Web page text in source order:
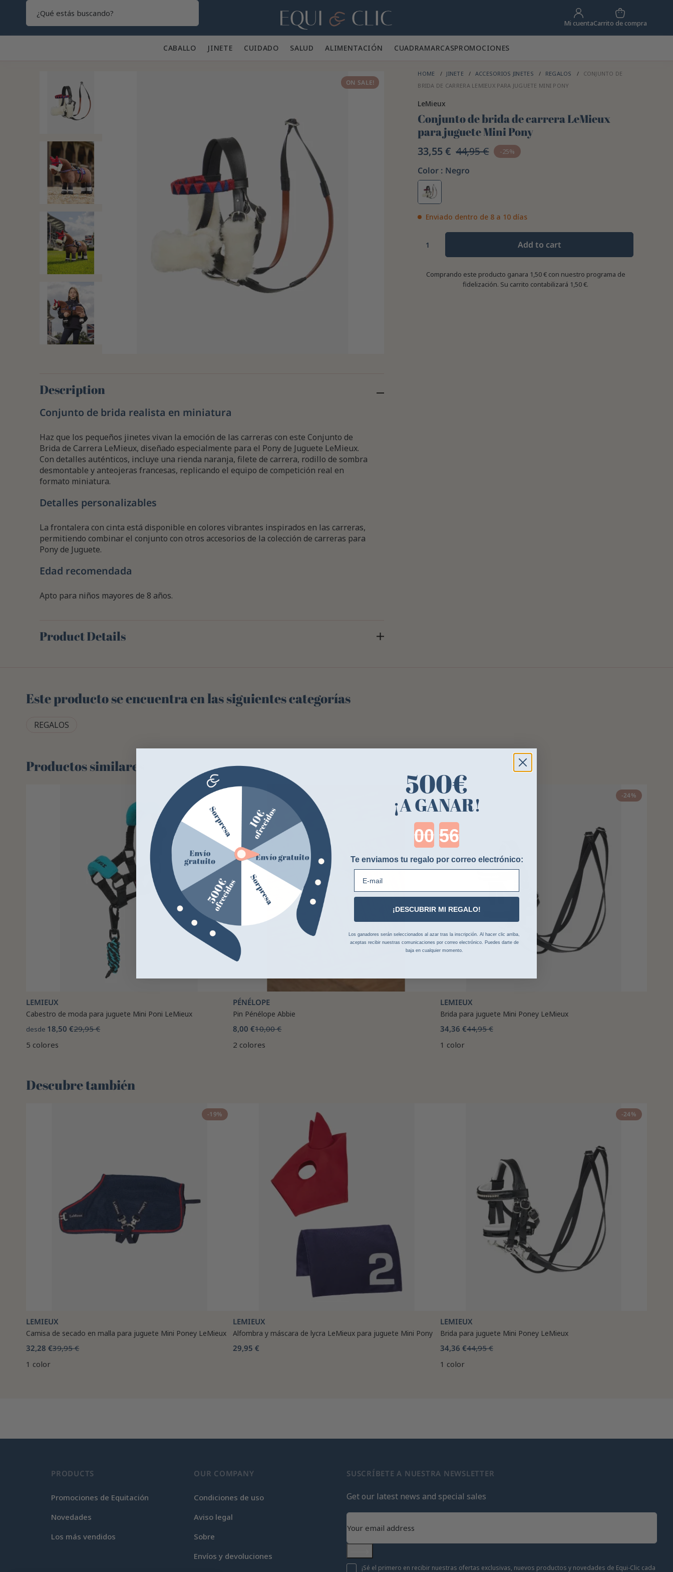
Hogar Mi cuentaCarrito de compra
CABALLO 🐎 JINETE 👕 CUIDADO 🪮 SALUD ✨ALIMENTACIÓN 🥕 CUADRAMARCASPROMOCIONES
ON SALE!
HOME JINETE ACCESORIOS JINETES REGALOS
CONJUNTO DE
BRIDA DE CARRERA LEMIEUX PARA JUGUETE MINI PONY
LeMieux
Conjunto de brida de carrera LeMieux
para juguete Mini Pony
33,55 € 44,95 € -25%
Color : Negro
Enviado dentro de 8 a 10 días
Add to cart
Comprando este producto ganara 1,50 €con nuestro programa de
fidelización. Su carrito contabilizará 1,50 €.
Description
Conjunto de brida realista en miniatura
Haz que los pequeños jinetes vivan la emoción de las carreras con este Conjunto de
Brida de Carrera LeMieux, diseñado especialmente para el Pony de Juguete LeMieux.
Con detalles auténticos, incluye una rienda naranja, filete de carrera, rodillo de sombra
desmontable y anteojeras francesas, replicando el equipo de competición real en
formato miniatura.
Detalles personalizables
La frontalera con cinta está disponible en colores vibrantes inspirados en las carreras,
permitiendo combinar el conjunto con otros accesorios de la colección de carreras para
Pony de Juguete.
Edad recomendada
Apto para niños mayores de 8 años.
Product Details
Este producto se encuentra en las siguientes categorías
REGALOS
Productos similares
-38%
LEMIEUX
Cabestro de moda para juguete Mini Poni LeMieux
desde 18,50 €29,95 €
5 colores
-20%
PÉNÉLOPE
Pin Pénélope Abbie
8,00 €10,00 €
2 colores
-24%
LEMIEUX
Brida para juguete Mini Poney LeMieux
34,36 €44,95 €
1 color
Descubre también 🌻
-19%
LEMIEUX
Camisa de secado en malla para juguete Mini Poney LeMieux
32,28 €39,95 €
1 color
LEMIEUX
Alfombra y máscara de lycra LeMieux para juguete Mini Pony
29,95 €
-24%
LEMIEUX
Brida para juguete Mini Poney LeMieux
34,36 €44,95 €
1 color
PRODUCTS
Promociones de Equitación
Novedades
Los más vendidos
OUR COMPANY
Condiciones de uso
Aviso legal
Sobre
Envíos y devoluciones
SUSCRÍBETE A NUESTRA NEWSLETTER
Get our latest news and special sales
Subscribe
¡Sé el primero en recibir nuestras ofertas exclusivas, nuevos productos y novedades de Equi-Clic cada
500€
¡A GANAR!
Countdown ends in:
Te enviamos tu regalo por correo electrónico:
¡DESCUBRIR MI REGALO!
Los ganadores serán seleccionados al azar tras la inscripción. Al hacer clic arriba,
aceptas recibir nuestras comunicaciones por correo electrónico. Puedes darte de
baja en cualquier momento.